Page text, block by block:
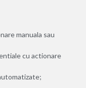
manuala sau
cu actionare